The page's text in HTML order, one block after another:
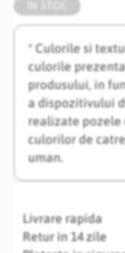
* Culorile si
culorile
produsului, in
a dispozitivului
realizate pozele
culorilor de
uman.
Livrare rapida
Retur in 14 zile